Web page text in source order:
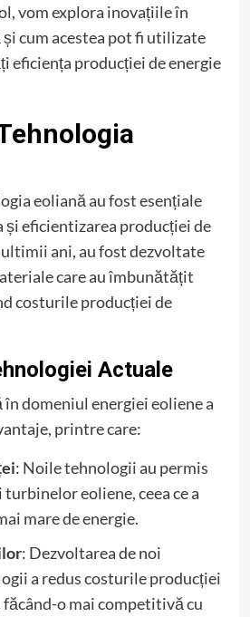
vom explora inovațiile în
cum acestea pot fi utilizate
eficiența producției de energie
eoliană au fost esențiale
eficientizarea producției de
ani, au fost dezvoltate
care au îmbunătățit
costurile producției de
Actuale
domeniul energiei eoliene a
printre care:
: Noile tehnologii au permis
eoliene, ceea ce a
mare de energie.
: Dezvoltarea de noi
a redus costurile producției
făcând-o mai competitivă cu